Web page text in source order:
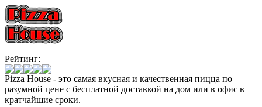
Рейтинг:
Pizza House - это самая вкусная и качественная пицца по
разумной цене с бесплатной доставкой на дом или в офис в
кратчайшие сроки.